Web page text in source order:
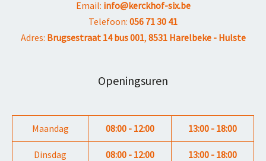
Email: info@kerckhof-six.be
Telefoon: 056 71 30 41
Adres: Brugsestraat 14 bus 001, 8531 Harelbeke - Hulste
Openingsuren
Maandag 08:00 - 12:00 13:00 - 18:00
Dinsdag 08:00 - 12:00 13:00 - 18:00